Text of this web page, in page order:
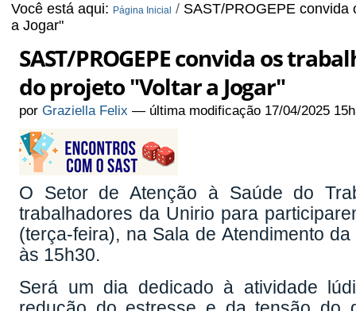
Você está aqui: Página Inicial / SAST/PROGEPE convida
a Jogar"
SAST/PROGEPE convida os
do projeto "Voltar a Jogar"
porGraziella Felix — última modificação 17/04/2025
O Setor de Atenção à Saúde do
trabalhadores da Unirio para
(terça-feira), na Sala de Atendimento
às 15h30.
Será um dia dedicado à atividade